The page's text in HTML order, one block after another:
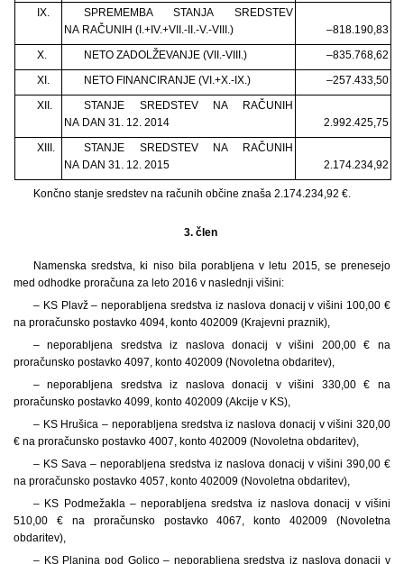
IX.
SPREMEMBA STANJA SREDSTEV
NA RAČUNIH (I.+IV.+VII.-II.-V.-VIII.)
–818.190,83
X.
NETO ZADOLŽEVANJE (VII.-VIII.)
–835.768,62
XI.
NETO FINANCIRANJE (VI.+X.-IX.)
–257.433,50
XII.
STANJE SREDSTEV NA RAČUNIH
NA DAN 31. 12. 2014
2.992.425,75
XIII.
STANJE SREDSTEV NA RAČUNIH
NA DAN 31. 12. 2015
2.174.234,92
Končno stanje sredstev na računih občine znaša 2.174.234,92 €.
3. člen
Namenska sredstva, ki niso bila porabljena v letu 2015, se prenesejo
med odhodke proračuna za leto 2016 v naslednji višini:
– KS Plavž – neporabljena sredstva iz naslova donacij v višini 100,00 €
na proračunsko postavko 4094, konto 402009 (Krajevni praznik),
– neporabljena sredstva iz naslova donacij v višini 200,00 € na
proračunsko postavko 4097, konto 402009 (Novoletna obdaritev),
– neporabljena sredstva iz naslova donacij v višini 330,00 € na
proračunsko postavko 4099, konto 402009 (Akcije v KS),
– KS Hrušica – neporabljena sredstva iz naslova donacij v višini 320,00
€ na proračunsko postavko 4007, konto 402009 (Novoletna obdaritev),
– KS Sava – neporabljena sredstva iz naslova donacij v višini 390,00 €
na proračunsko postavko 4057, konto 402009 (Novoletna obdaritev),
– KS Podmežakla – neporabljena sredstva iz naslova donacij v višini
510,00 € na proračunsko postavko 4067, konto 402009 (Novoletna
obdaritev),
– KS Planina pod Golico – neporabljena sredstva iz naslova donacij v